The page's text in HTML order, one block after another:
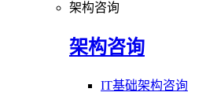
架构咨询
架构咨询
IT基础架构咨询